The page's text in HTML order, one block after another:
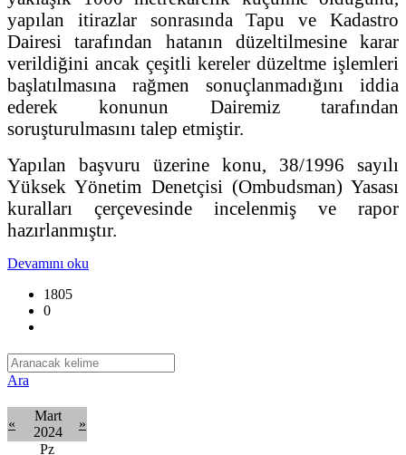
yapılan itirazlar sonrasında Tapu ve Kadastro
Dairesi tarafından hatanın düzeltilmesine karar
verildiğini ancak çeşitli kereler düzeltme işlemleri
başlatılmasına rağmen sonuçlanmadığını iddia
ederek konunun Dairemiz tarafından
soruşturulmasını talep etmiştir.
Yapılan başvuru üzerine konu, 38/1996 sayılı
Yüksek Yönetim Denetçisi (Ombudsman) Yasası
kuralları çerçevesinde incelenmiş ve rapor
hazırlanmıştır.
Devamını oku
1805
0
Ara
«
Mart
2024
»